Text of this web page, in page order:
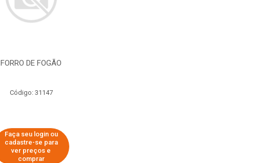
FORRO DE FOGÃO
Código: 31147
Faça seu login ou
cadastre-se para
ver preços e
comprar